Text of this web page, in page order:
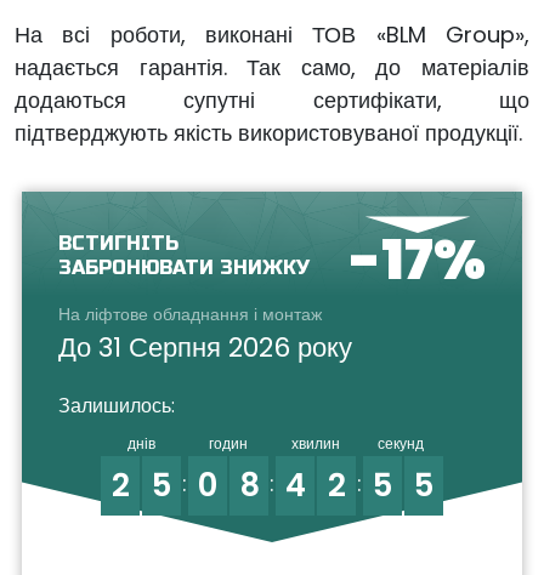
На всі роботи, виконані ТОВ «BLM Group»,
надається гарантія. Так само, до матеріалів
додаються супутні сертифікати, що
підтверджують якість використовуваної продукції.
ВСТИГНІТЬ
ЗАБРОНЮВАТИ ЗНИЖКУ
-17%
На ліфтове обладнання і монтаж
До 31 Серпня 2026 року
Залишилось:
днів
2 5
годин
0 8
хвилин
4 2
секунд
5 5